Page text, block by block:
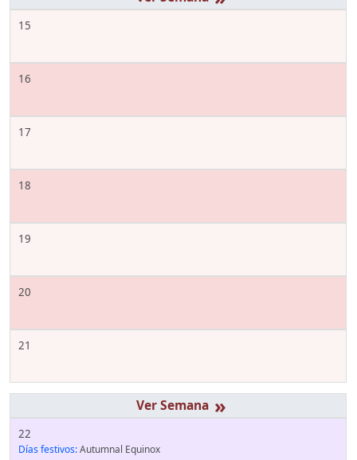
15
16
17
18
19
20
21
»
22
Días festivos:Autumnal Equinox